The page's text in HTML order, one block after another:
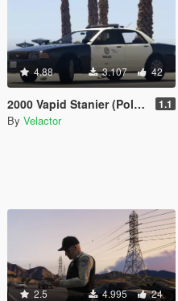
4.88 3.107 42
2000 Vapid Stanier (Police Pack) [Add-On] 1.1
By Velactor
2.5 4.995 24